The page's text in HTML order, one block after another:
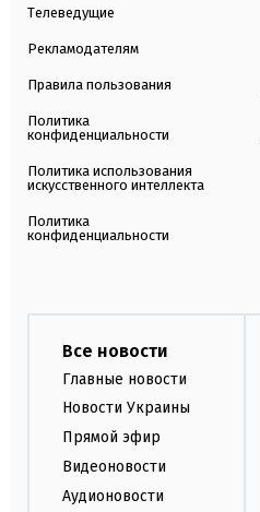
Телеведущие
Рекламодателям
Правила пользования
Политика
конфиденциальности
Политика использования
искусственного интеллекта
Политика
конфиденциальности
Все новости
Главные новости
Новости Украины
Прямой эфир
Видеоновости
Аудионовости